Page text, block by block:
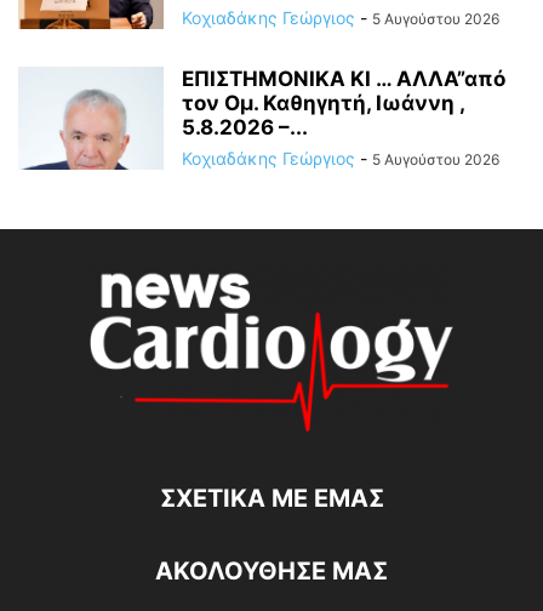
Κοχιαδάκης Γεώργιος - 5 Αυγούστου 2026
ΕΠΙΣΤΗΜΟΝΙΚΑ ΚΙ … ΑΛΛΑ”από
τον Ομ. Καθηγητή, Ιωάννη ,
5.8.2026 –...
Κοχιαδάκης Γεώργιος - 5 Αυγούστου 2026
ΣΧΕΤΙΚΆ ΜΕ ΕΜΆΣ
ΑΚΟΛΟΥΘΗΣΕ ΜΑΣ